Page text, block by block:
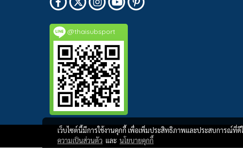
@thaisubsport
เว็บไซต์นี้มีการใช้งานคุกกี้ เพื่อเพิ่มประสิทธิภาพและประสบการณ์ที่ดี
ความเป็นส่วนตัว และ นโยบายคุกกี้